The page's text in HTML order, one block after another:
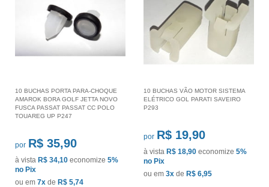
10 BUCHAS PORTA PARA-CHOQUE
AMAROK BORA GOLF JETTA NOVO
FUSCA PASSAT PASSAT CC POLO
TOUAREG UP P247
por R$ 35,90
à vista R$ 34,10 economize 5%
no Pix
ou em 7x de R$ 5,74
10 BUCHAS VÃO MOTOR SISTEMA
ELÉTRICO GOL PARATI SAVEIRO
P293
por R$ 19,90
à vista R$ 18,90 economize 5%
no Pix
ou em 3x de R$ 6,95